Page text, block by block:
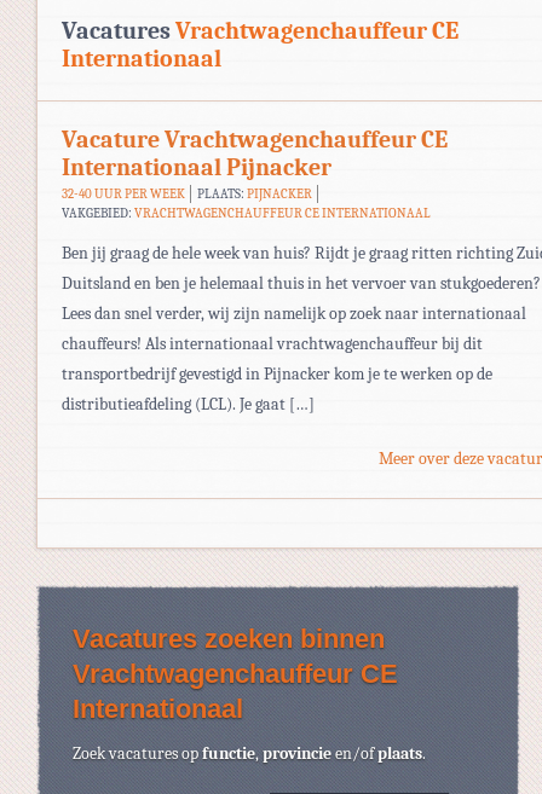
VacaturesVrachtwagenchauffeur CE
Internationaal
Vacature Vrachtwagenchauffeur CE
Internationaal Pijnacker
32-40 UUR PER WEEK PLAATS: PIJNACKER
VAKGEBIED: VRACHTWAGENCHAUFFEUR CE INTERNATIONAAL
Ben jij graag de hele week van huis? Rijdt je graag ritten richting
Duitsland en ben je helemaal thuis in het vervoer van stukgoederen?
Lees dan snel verder, wij zijn namelijk op zoek naar internationaal
chauffeurs! Als internationaal vrachtwagenchauffeur bij dit
transportbedrijf gevestigd in Pijnacker kom je te werken op de
distributieafdeling (LCL). Je gaat […]
Meer over deze
Vacatures zoeken binnen
Vrachtwagenchauffeur CE
Internationaal
Zoek vacatures opfunctie,provincieen/ofplaats.